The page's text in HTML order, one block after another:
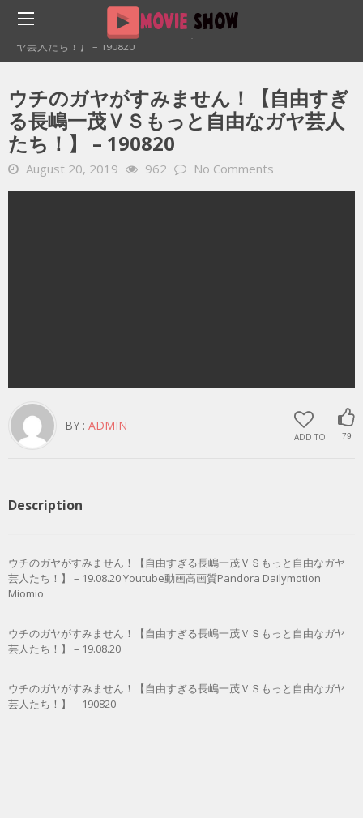
Home
YOUTUBE 動画 毎日
ウチのガヤがすみません！【自由すぎる長嶋一茂ＶＳもっと自由なガ
ヤ芸人たち！】 – 190820
ウチのガヤがすみません！【自由すぎ
る長嶋一茂ＶＳもっと自由なガヤ芸人
たち！】 – 190820
August 20, 2019 962 No Comments
ADD TO 79
BY : ADMIN
Description
ウチのガヤがすみません！【自由すぎる長嶋一茂ＶＳもっと自由なガヤ
芸人たち！】 – 19.08.20 Youtube動画高画質Pandora Dailymotion
Miomio
ウチのガヤがすみません！【自由すぎる長嶋一茂ＶＳもっと自由なガヤ
芸人たち！】 – 19.08.20
ウチのガヤがすみません！【自由すぎる長嶋一茂ＶＳもっと自由なガヤ
芸人たち！】 – 190820